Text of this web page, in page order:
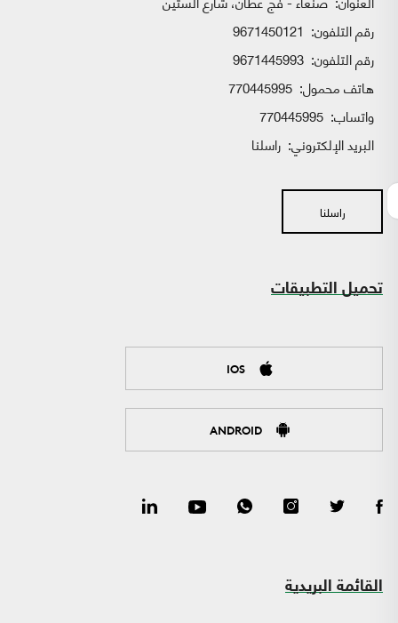
رقم التلفون: 9671450121
رقم التلفون: 9671445993
هاتف محمول: 770445995
واتساب:
البريد الإلكتروني: راسلنا
راسلنا
تحميل التطبيقات
IOS
ANDROID
القائمة البريدية